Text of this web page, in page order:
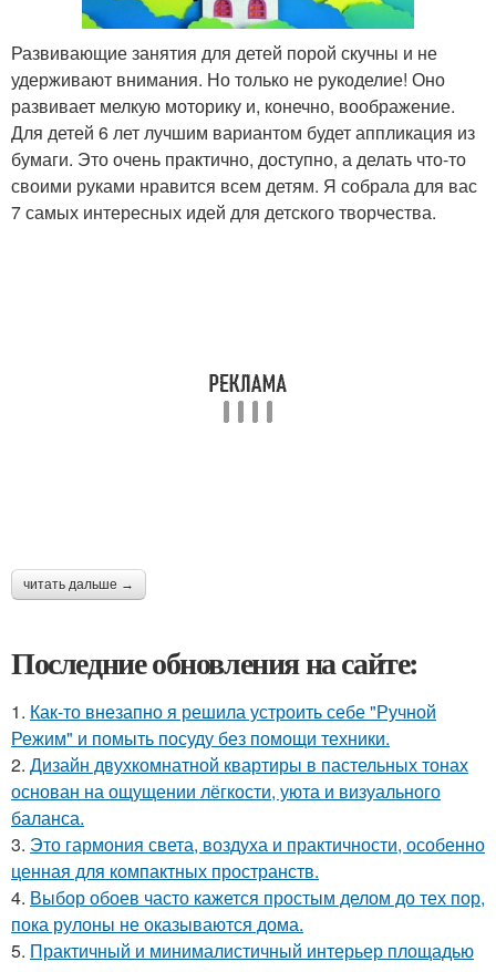
Развивающие занятия для детей порой скучны и не
удерживают внимания. Но только не рукоделие! Оно
развивает мелкую моторику и, конечно, воображение.
Для детей 6 лет лучшим вариантом будет аппликация из
бумаги. Это очень практично, доступно, а делать что-то
своими руками нравится всем детям. Я собрала для вас
7 самых интересных идей для детского творчества.
читать дальше →
Последние обновления на сайте:
1. Как-то внезапно я решила устроить себе "Ручной
Режим" и помыть посуду без помощи техники.
2. Дизайн двухкомнатной квартиры в пастельных тонах
основан на ощущении лёгкости, уюта и визуального
баланса.
3. Это гармония света, воздуха и практичности, особенно
ценная для компактных пространств.
4. Выбор обоев часто кажется простым делом до тех пор,
пока рулоны не оказываются дома.
5. Практичный и минималистичный интерьер площадью